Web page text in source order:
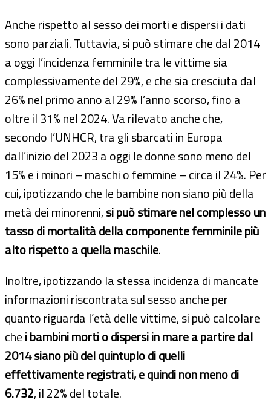
Anche rispetto al sesso dei morti e dispersi i dati
sono parziali. Tuttavia, si può stimare che dal 2014
a oggi l’incidenza femminile tra le vittime sia
complessivamente del 29%, e che sia cresciuta dal
26% nel primo anno al 29% l’anno scorso, fino a
oltre il 31% nel 2024. Va rilevato anche che,
secondo l’UNHCR, tra gli sbarcati in Europa
dall’inizio del 2023 a oggi le donne sono meno del
15% e i minori – maschi o femmine – circa il 24%. Per
cui, ipotizzando che le bambine non siano più della
metà dei minorenni,si può stimare nel complesso un
tasso di mortalità della componente femminile più
alto rispetto a quella maschile.
Inoltre, ipotizzando la stessa incidenza di mancate
informazioni riscontrata sul sesso anche per
quanto riguarda l’età delle vittime, si può calcolare
chei bambini morti o dispersi in mare a partire dal
2014 siano più del quintuplo di quelli
effettivamente registrati, e quindi non meno di
6.732, il 22% del totale.